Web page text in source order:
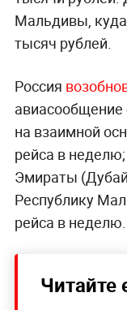
Мальдивы,
тысяч рублей.
Россия
на взаимной
рейса в
Эмираты
Республику
рейса в неделю.
Читайте